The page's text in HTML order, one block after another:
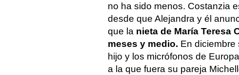
no ha sido menos. Costanzia
desde que Alejandra y él
que la nieta de María Teresa
meses y medio. En diciembre
hijo y los micrófonos de
a la que fuera su pareja